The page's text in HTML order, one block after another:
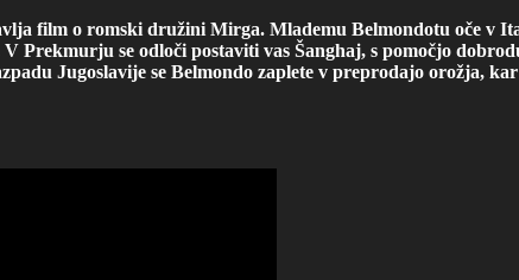
film o romski družini Mirga. Mlademu Belmondotu oče v
Prekmurju se odloči postaviti vas Šanghaj, s pomočjo
Jugoslavije se Belmondo zaplete v preprodajo orožja,